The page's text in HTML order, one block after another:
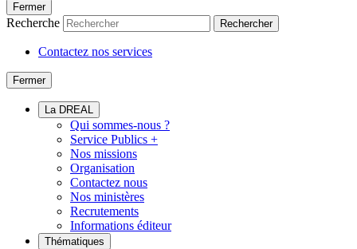
Fermer
Recherche Rechercher
Contactez nos services
Fermer
La DREAL
Qui sommes-nous ?
Service Publics +
Nos missions
Organisation
Contactez nous
Nos ministères
Recrutements
Informations éditeur
Thématiques